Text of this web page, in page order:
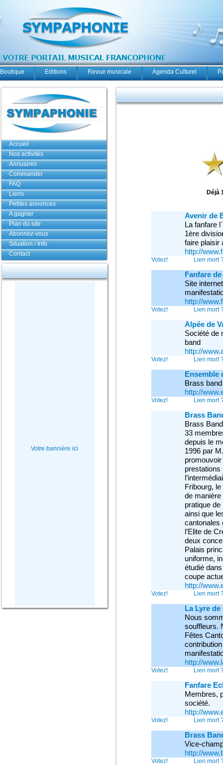
Boutique Editions Revue musicale Agenda Culturel
Accueil
Nos activités
Annuaires
Commander
FAQ
Liens
Petites annonces
A gagner
Plan du site
Abonnez-vous
Situation / Info
Contact
Votre bannière ici
Déjà
Avenir de
La fanfare
1ère
faire plaisir
http://
Votez! Lien mort
Fanfare
Site
http://
Votez! Lien mort
Alpée de
Société de
band
http://
Votez! Lien mort
Ensemble
Brass
http://
Votez! Lien mort
Brass
Brass
33
depuis le
1996 par
prestations
Fribourg,
de
pratique
ainsi que
cantonales
l’Elite de
deux
Palais
uniforme,
étudié
coupe
http://
Votez! Lien mort
La Lyre de
Nous
souffleurs.
Fêtes
http://
Votez! Lien mort
Fanfare
Membres,
société.
http://
Votez! Lien mort
Brass
Vice-
http://
Votez! Lien mort